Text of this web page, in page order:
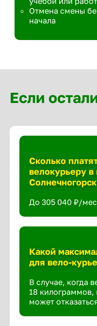
Отмена смены
начала
Если
Сколько
велокурьеру
До 305 040 ₽/
Какой
для вело-
В случае, когда
18 килограммов,
может